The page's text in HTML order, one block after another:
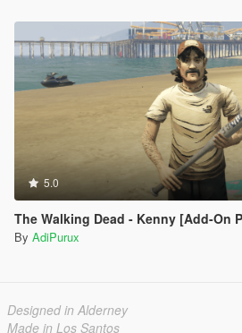
5.0
The Walking Dead - Kenny [Add-On
By AdiPurux
Designed in Alderney
Made in Los Santos